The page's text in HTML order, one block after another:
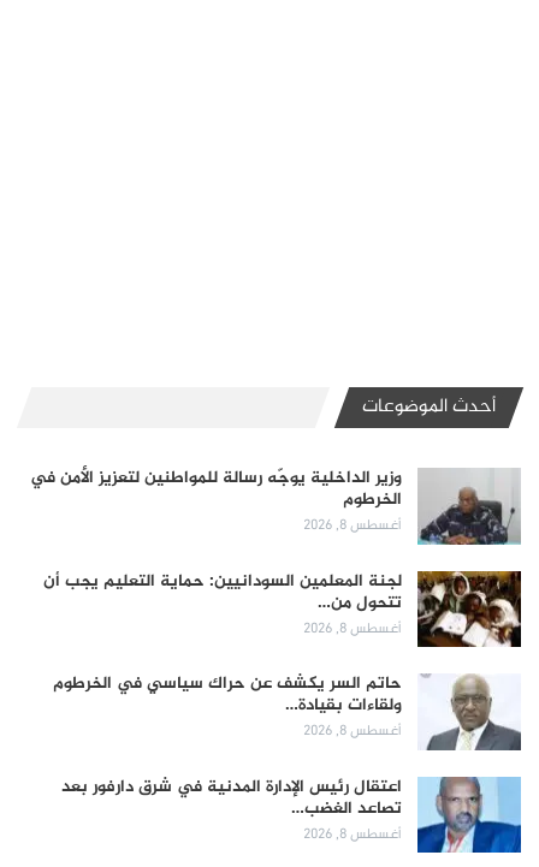
أحدث الموضوعات
وزير الداخلية يوجّه رسالة للمواطنين لتعزيز الأمن في
الخرطوم
أغسطس 8, 2026
لجنة المعلمين السودانيين: حماية التعليم يجب أن
تتحول من…
أغسطس 8, 2026
حاتم السر يكشف عن حراك سياسي في الخرطوم
ولقاءات بقيادة…
أغسطس 8, 2026
اعتقال رئيس الإدارة المدنية في شرق دارفور بعد
تصاعد الغضب…
أغسطس 8, 2026